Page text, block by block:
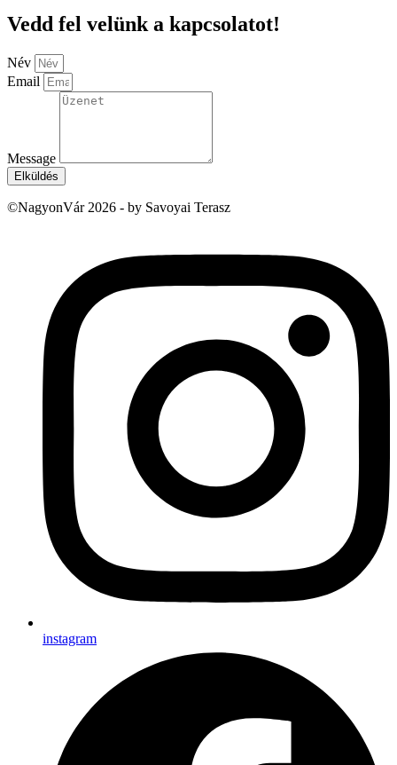
Vedd fel velünk a kapcsolatot!
Név
Email
Message
Elküldés
©NagyonVár 2026 - by Savoyai Terasz
instagram